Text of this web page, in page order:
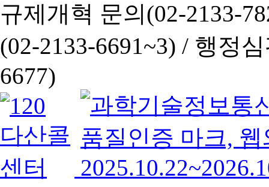
규제개혁 문의(02-2133-
(02-2133-6691~3) / 행정심
6677)